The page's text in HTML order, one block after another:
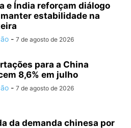
e Índia reforçam diálogo
estabilidade na
- 7 de agosto de 2026
para a China
8,6% em julho
- 7 de agosto de 2026
da demanda chinesa por